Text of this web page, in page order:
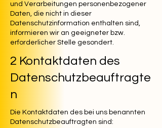
und Verarbeitungen personenbezogener
Daten, die nicht in dieser
Datenschutzinformation enthalten sind,
informieren wir an geeigneter bzw.
erforderlicher Stelle gesondert.
2 Kontaktdaten des
Datenschutzbeauftragte
n
Die Kontaktdaten des bei uns benannten
Datenschutzbeauftragten sind: